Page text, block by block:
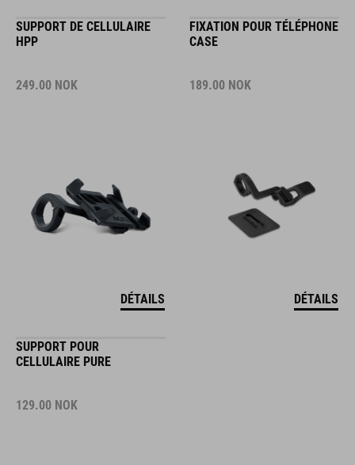
SUPPORT DE CELLULAIRE
HPP
249.00 NOK
DÉTAILS
FIXATION POUR TÉLÉPHONE
CASE
189.00 NOK
DÉTAILS
SUPPORT POUR
CELLULAIRE PURE
129.00 NOK